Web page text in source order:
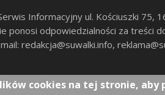
Informacyjny ul. Kościuszki 75,
ponosi odpowiedzialności za treści
redakcja@suwalki.info,
cookies na tej stronie,